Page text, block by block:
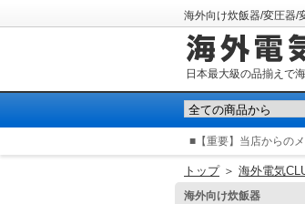
海外向け炊飯器/変圧器/
日本最大級の品揃えで
■【重要】当店からの
トップ＞ 海外電気
海外向け炊飯器